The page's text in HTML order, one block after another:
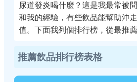
尿道發炎喝什麼？這是我最常被
和我的經驗，有些飲品能幫助沖
值。下面我列個排行榜，從最推薦
推薦飲品排行榜表格